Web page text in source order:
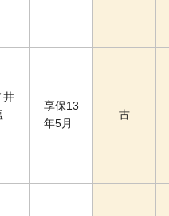
井
享保13
年5月
古